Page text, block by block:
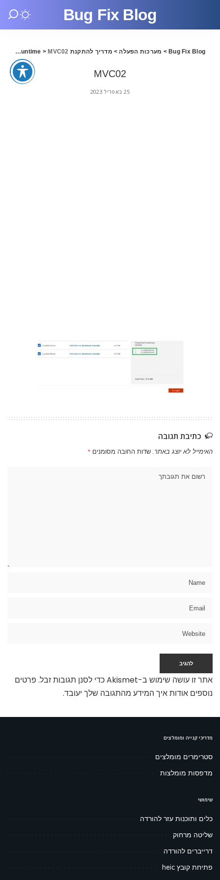
Bug Fix Blog
Bug Fix Blog
> מערכות הפעלה > מדריך להתקנת Microsoft Visual C++ 2015 Runtime > MVC02
MVC02
25 באפריל 2023
כתיבת תגובה
האימייל לא יוצג באתר. שדות החובה מסומנים *
אתר זו עושה שימוש ב-Akismet כדי לסנן תגובות זבל.
פרטים
נוספים אודות איך המידע מהתגובה שלך יעובד.
מדריכי קנייה ומומלצים
סטרימרים מומלצים
מדפסות מומלצות
שימושי
כלים ותוכנות עזר להורדה
שליטה מרחוק
דרייברים להורדה
פתיחת קובץ heic